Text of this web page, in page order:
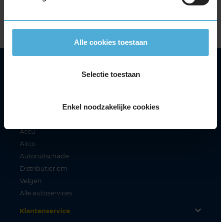
Alle cookies toestaan
Selectie toestaan
Enkel noodzakelijke cookies
en/of velgen en het uitlijnen van de auto.
Accu
Airco
Autoruitschade
Distributieriem
Velgen
Alle autoservices
Klantenservice